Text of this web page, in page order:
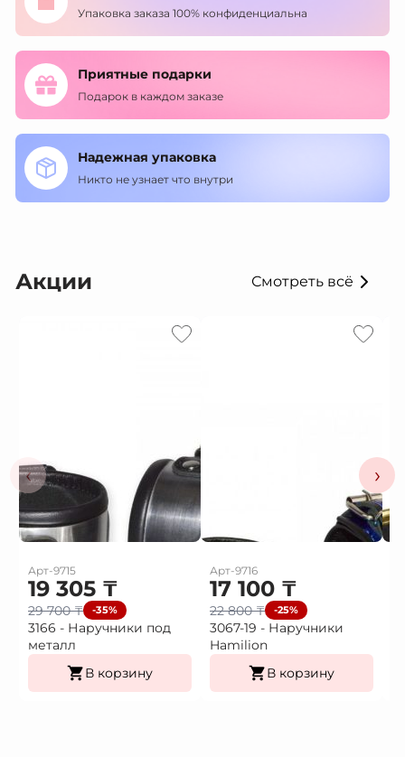
Упаковка заказа 100% конфиденциальна
Приятные подарки
Подарок в каждом заказе
Надежная упаковка
Никто не узнает что внутри
Акции Смотреть всё
‹
Арт-9715
19 305 ₸
29 700₸ -35%
3166 - Наручники под
металл
В корзину
Арт-9716
17 100 ₸
22 800₸ -25%
3067-19 - Наручники
Hamilion
В корзину
›